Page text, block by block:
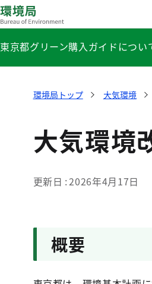
東京都グリーン購入ガイドについ
環境局トップ 大気環境
大気環境
更新日 2026年4月17日
概要